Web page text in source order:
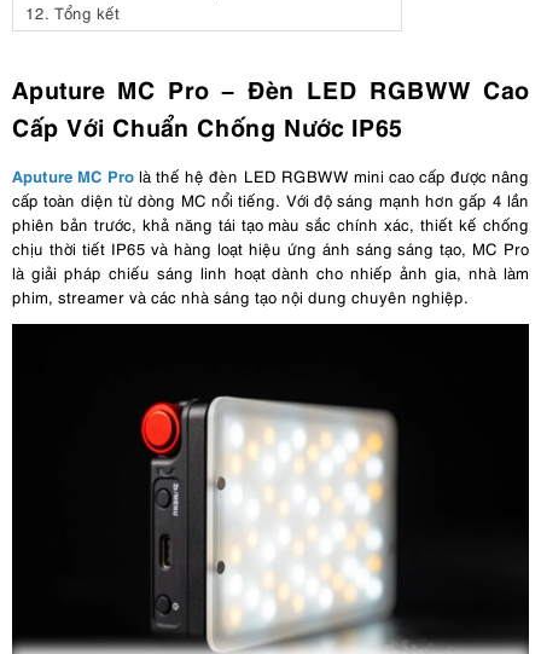
12. Tổng kết
Aputure MC Pro – Đèn LED RGBWW Cao
Cấp Với Chuẩn Chống Nước IP65
Aputure MC Pro là thế hệ đèn LED RGBWW mini cao cấp được nâng
cấp toàn diện từ dòng MC nổi tiếng. Với độ sáng mạnh hơn gấp 4 lần
phiên bản trước, khả năng tái tạo màu sắc chính xác, thiết kế chống
chịu thời tiết IP65 và hàng loạt hiệu ứng ánh sáng sáng tạo, MC Pro
là giải pháp chiếu sáng linh hoạt dành cho nhiếp ảnh gia, nhà làm
phim, streamer và các nhà sáng tạo nội dung chuyên nghiệp.